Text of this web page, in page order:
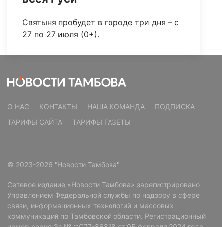
Святыня пробудет в городе три дня – с
27 по 27 июля (0+).
О НАС КОНТАКТЫ НАША КОМАНДА
ПОДПИСКА
ТАРИФЫ САЙТА
ТАРИФЫ ГАЗЕТЫ
© 2023-2026 "Новости Тамбова"
Сетевое издание «Новости Тамбова» зарегистрировано
Управлением Федеральной службы по надзору в сфере
связи, информационных технологий и массовых
коммуникаций по Тамбовской области. Регистрационный